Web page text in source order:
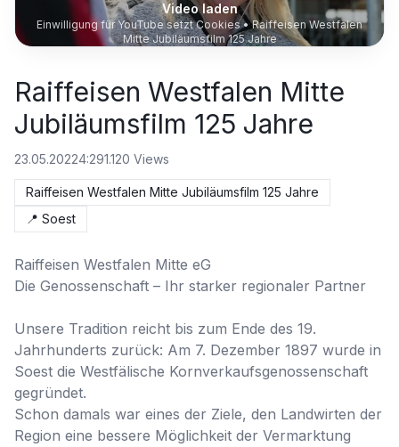
Video laden
Einwilligung für YouTube setzt Cookies •Raiffeisen Westfalen
Mitte Jubiläumsfilm 125 Jahre
Raiffeisen Westfalen Mitte
Jubiläumsfilm 125 Jahre
23.05.20224:291.120 Views
Raiffeisen Westfalen Mitte Jubiläumsfilm 125 Jahre
📍 Soest
Raiffeisen Westfalen Mitte eG
Die Genossenschaft – Ihr starker regionaler Partner
Unsere Tradition reicht bis zum Ende des 19.
Jahrhunderts zurück: Am 7. Dezember 1897 wurde in
Soest die Westfälische Kornverkaufsgenossenschaft
gegründet.
Schon damals war eines der Ziele, den Landwirten der
Region eine bessere Möglichkeit der Vermarktung